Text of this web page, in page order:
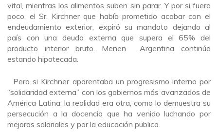
vital, mientras los alimentos suben sin parar. Y por si fuera
poco, el Sr. Kirchner que había prometido acabar con el
endeudamiento exterior, expiró su mandato dejando al
país con una deuda externa que supera el 65% del
producto interior bruto. Menen Argentina continúa
estando hipotecada.
Pero si Kirchner aparentaba un progresismo interno por
“solidaridad externa” con los gobiernos más avanzados de
América Latina, la realidad era otra, como lo demuestra su
persecución a la docencia que ha venido luchando por
mejoras salariales y por la educación publica.